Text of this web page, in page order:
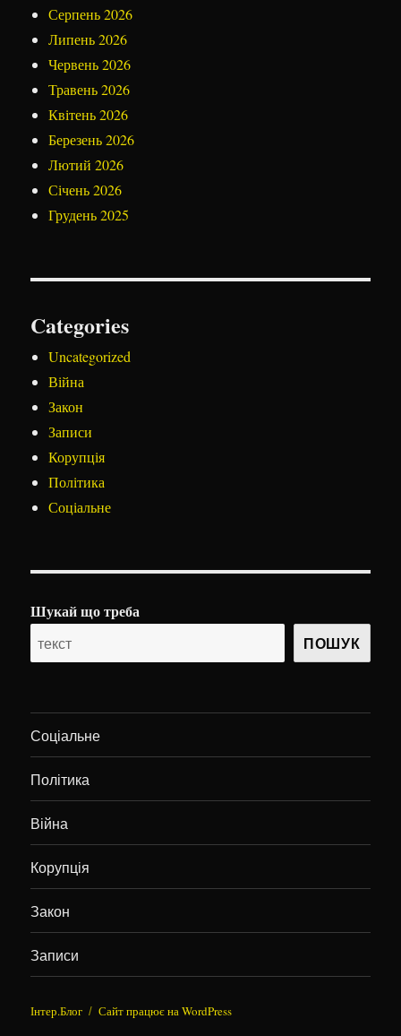
Серпень 2026
Липень 2026
Червень 2026
Травень 2026
Квітень 2026
Березень 2026
Лютий 2026
Січень 2026
Грудень 2025
Categories
Uncategorized
Війна
Закон
Записи
Корупція
Політика
Соціальне
Шукай що треба
ПОШУК
Соціальне
Політика
Війна
Корупція
Закон
Записи
Інтер.Блог Сайт працює на WordPress